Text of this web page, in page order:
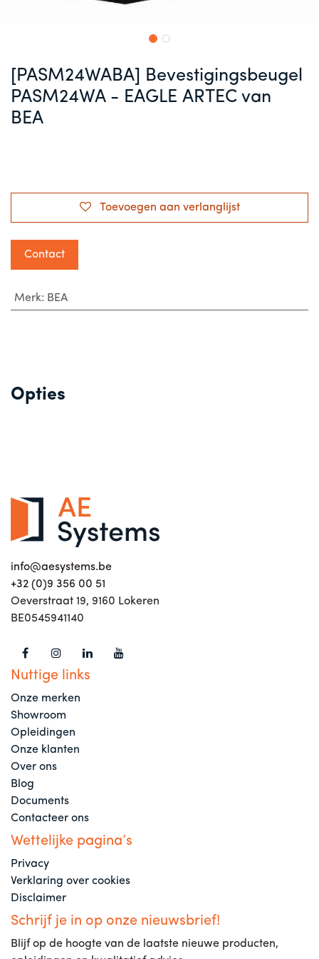
[PASM24WABA] Bevestigingsbeugel
PASM24WA - EAGLE ARTEC van
BEA
Toevoegen aan verlanglijst
Contact
Merk: BEA
Opties
info@aesystems.be
+32 (0)9 356 00 51
Oeverstraat 19, 9160 Lokeren
BE0545941140
Nuttige links
Onze merken
Showroom
Opleidingen
Onze klanten
Over ons
Blog
Documents
Contacteer ons
Wettelijke pagina’s
Privacy
Verklaring over cookies
Disclaimer
Schrijf je in op onze nieuwsbrief!
Blijf op de hoogte van de laatste nieuwe producten,